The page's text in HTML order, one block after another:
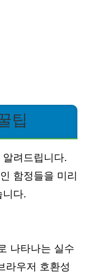
팁
려드립니다.
함정들을 미리
니다.
나타나는 실수
라우저 호환성